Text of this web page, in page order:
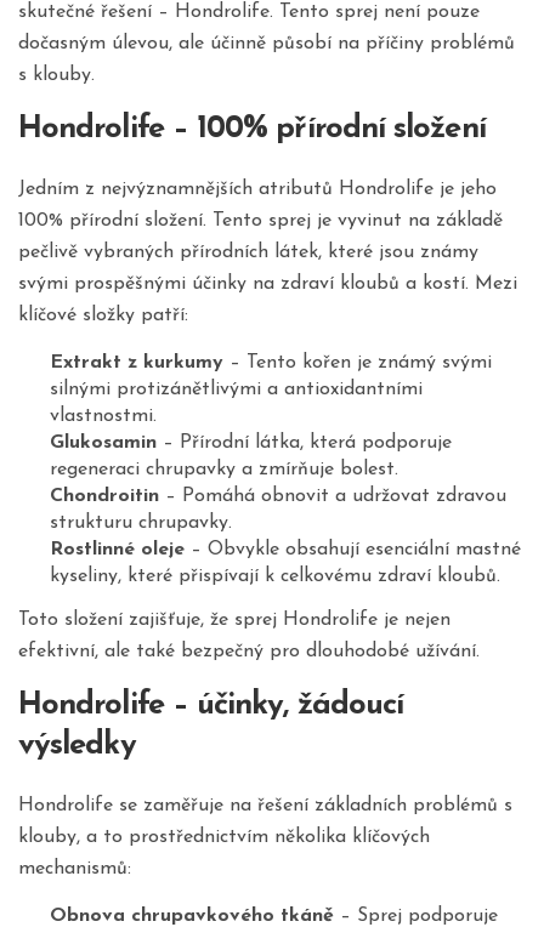
skutečné řešení – Hondrolife. Tento sprej není pouze
dočasným úlevou, ale účinně působí na příčiny problémů
s klouby.
Hondrolife – 100% přírodní složení
Jedním z nejvýznamnějších atributů Hondrolife je jeho
100% přírodní složení. Tento sprej je vyvinut na základě
pečlivě vybraných přírodních látek, které jsou známy
svými prospěšnými účinky na zdraví kloubů a kostí. Mezi
klíčové složky patří:
Extrakt z kurkumy– Tento kořen je známý svými
silnými protizánětlivými a antioxidantními
vlastnostmi.
Glukosamin– Přírodní látka, která podporuje
regeneraci chrupavky a zmírňuje bolest.
Chondroitin– Pomáhá obnovit a udržovat zdravou
strukturu chrupavky.
Rostlinné oleje– Obvykle obsahují esenciální mastné
kyseliny, které přispívají k celkovému zdraví kloubů.
Toto složení zajišťuje, že sprej Hondrolife je nejen
efektivní, ale také bezpečný pro dlouhodobé užívání.
Hondrolife – účinky, žádoucí
výsledky
Hondrolife se zaměřuje na řešení základních problémů s
klouby, a to prostřednictvím několika klíčových
mechanismů:
Obnova chrupavkového tkáně– Sprej podporuje